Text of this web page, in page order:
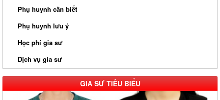
Phụ huynh cần biết
Phụ huynh lưu ý
Học phí gia sư
Dịch vụ gia sư
GIA SƯ TIÊU BIỂU